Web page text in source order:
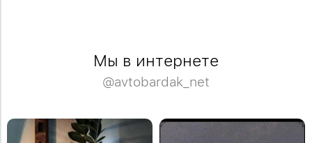
Мы в интернете
@avtobardak_net